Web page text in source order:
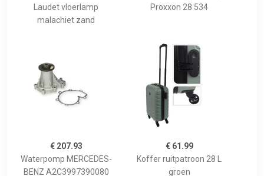
Laudet vloerlamp
malachiet zand
Proxxon 28 534
€ 207.93
Waterpomp MERCEDES-
BENZ A2C3997390080
€ 61.99
Koffer ruitpatroon 28 L
groen